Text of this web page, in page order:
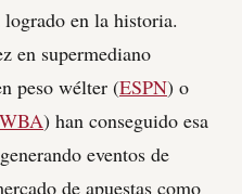
logrado en la historia.
en supermediano
peso wélter (ESPN) o
WBA) han conseguido esa
eventos de
de apuestas como